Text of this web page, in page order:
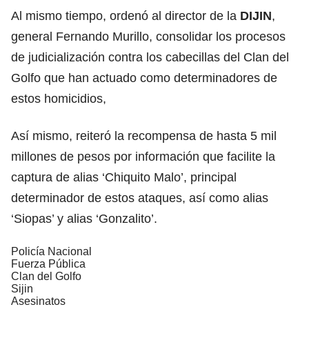
Al mismo tiempo, ordenó al director de la DIJIN,
general Fernando Murillo, consolidar los procesos
de judicialización contra los cabecillas del Clan del
Golfo que han actuado como determinadores de
estos homicidios,
Así mismo, reiteró la recompensa de hasta 5 mil
millones de pesos por información que facilite la
captura de alias ‘Chiquito Malo’, principal
determinador de estos ataques, así como alias
‘Siopas’ y alias ‘Gonzalito’.
Policía Nacional
Fuerza Pública
Clan del Golfo
Sijin
Asesinatos